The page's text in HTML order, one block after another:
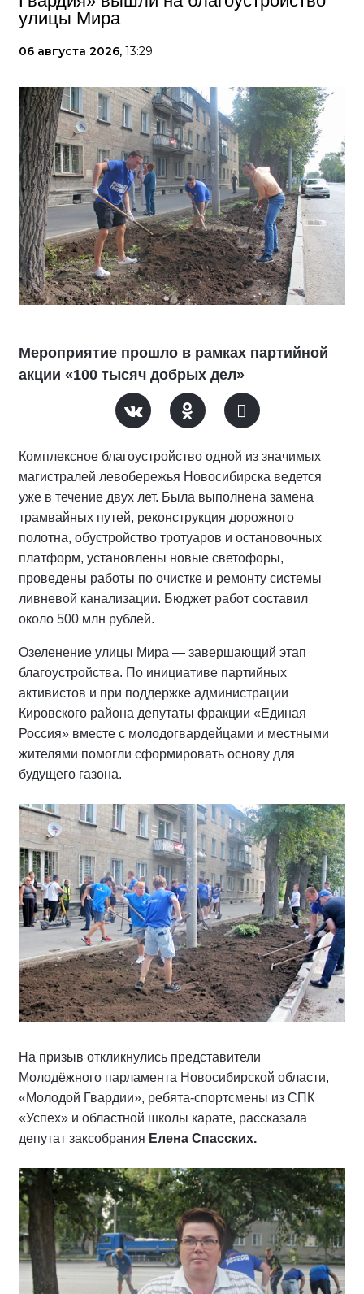
улицы Мира
06 августа 2026, 13:29
Мероприятие прошло в рамках партийной
акции «100 тысяч добрых дел»
Комплексное благоустройство одной из значимых
магистралей левобережья Новосибирска ведется
уже в течение двух лет. Была выполнена замена
трамвайных путей, реконструкция дорожного
полотна, обустройство тротуаров и остановочных
платформ, установлены новые светофоры,
проведены работы по очистке и ремонту системы
ливневой канализации. Бюджет работ составил
около 500 млн рублей.
Озеленение улицы Мира — завершающий этап
благоустройства. По инициативе партийных
активистов и при поддержке администрации
Кировского района депутаты фракции «Единая
Россия» вместе с молодогвардейцами и местными
жителями помогли сформировать основу для
будущего газона.
На призыв откликнулись представители
Молодёжного парламента Новосибирской области,
«Молодой Гвардии», ребята-спортсмены из СПК
«Успех» и областной школы карате, рассказала
депутат заксобрания Елена Спасских.